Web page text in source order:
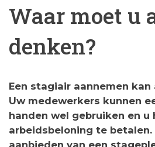
Waar moet u
denken?
Een stagiair aannemen
Uw medewerkers kunnen
handen wel gebruiken en
arbeidsbeloning te
aanbieden van een